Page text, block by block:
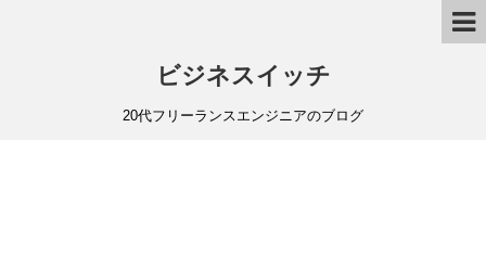
ビジネスイッチ
20代フリーランスエンジニアのブログ